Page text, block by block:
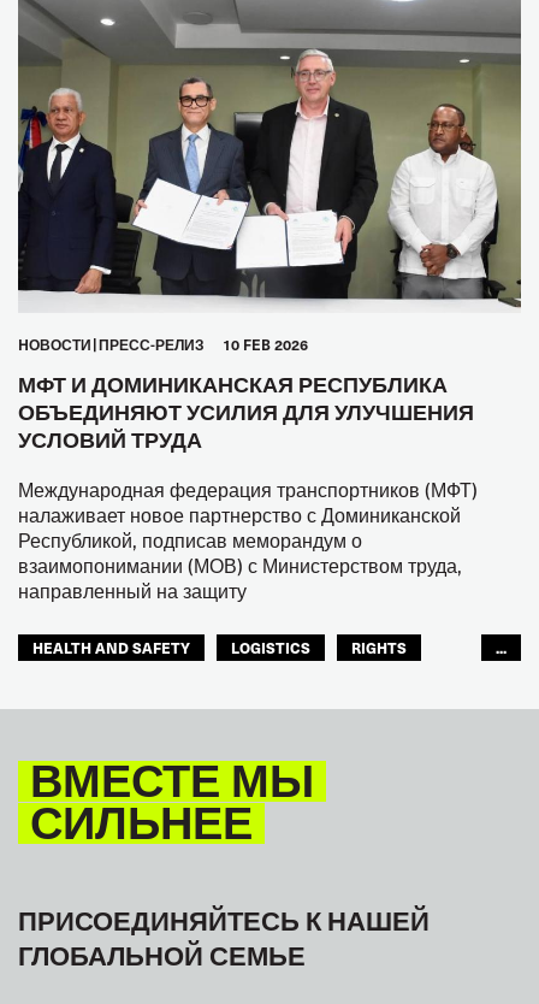
HОВОСТИ ПРЕСС-РЕЛИЗ 10 FEB 2026
МФТ И ДОМИНИКАНСКАЯ РЕСПУБЛИКА
ОБЪЕДИНЯЮТ УСИЛИЯ ДЛЯ УЛУЧШЕНИЯ
УСЛОВИЙ ТРУДА
Международная федерация транспортников (МФТ)
налаживает новое партнерство с Доминиканской
Республикой, подписав меморандум о
взаимопонимании (МОВ) с Министерством труда,
направленный на защиту
HEALTH AND SAFETY LOGISTICS
RIGHTS
...
ВМЕСТЕ МЫ
СИЛЬНЕЕ
ПРИСОЕДИНЯЙТЕСЬ К НАШЕЙ
ГЛОБАЛЬНОЙ СЕМЬЕ